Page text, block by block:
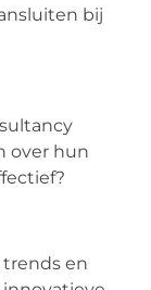
bij
over hun
en